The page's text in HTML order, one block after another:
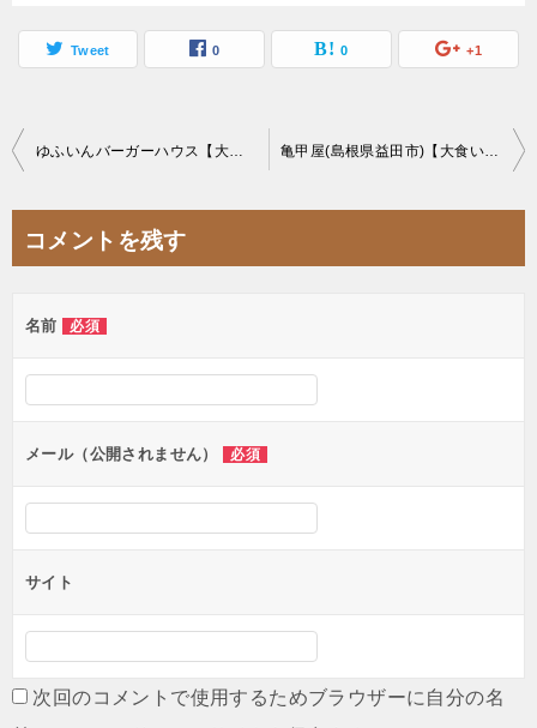
Tweet 0 0 +1
投
ビ
ー
シ
ン
ゆふいんバーガーハウス【大食いチャレンジメニュー】絶品ご当地バーガー大繁盛店 亀甲屋(島根県益田市)【大食い】チャレンジ8連戦3件目大繁盛店の絶品デカ盛うどん
コメントを残す
名前 必須
メール（公開されません） 必須
サイト
次回のコメントで使用するためブラウザーに自分の名